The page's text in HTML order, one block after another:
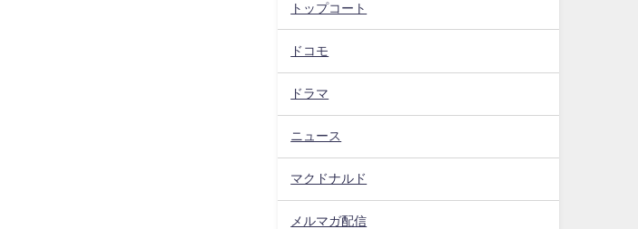
トップコート
ドコモ
ドラマ
ニュース
マクドナルド
メルマガ配信